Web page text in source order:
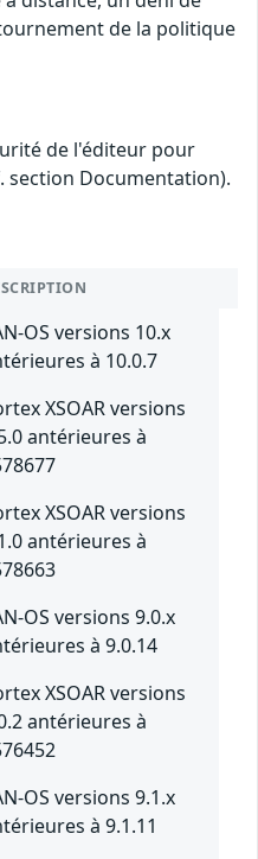
de la politique
de l'éditeur pour
Documentation).
OS versions 10.x
à 10.0.7
XSOAR versions
antérieures à
XSOAR versions
antérieures à
OS versions 9.0.x
à 9.0.14
XSOAR versions
antérieures à
OS versions 9.1.x
à 9.1.11